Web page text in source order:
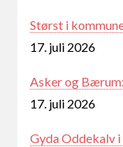
Størst i
17. juli 2026
Asker og
17. juli 2026
Gyda Oddekalv